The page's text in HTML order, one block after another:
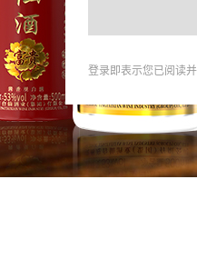
登录即表示您已阅读